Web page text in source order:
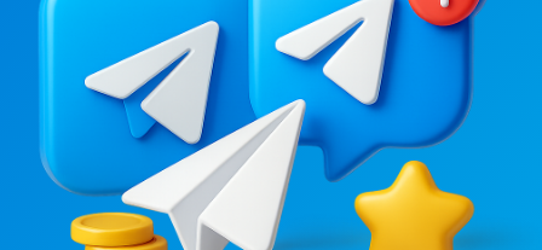
3.7K
Шалена канапка 🥪 | 1000 Рецептів
Женские, Кулинария
Цена рекламы
19.8
26.1K/
Женские, Кулинария
Цена рекламы